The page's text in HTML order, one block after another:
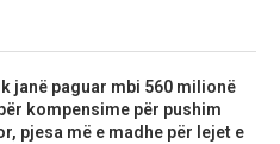
janë paguar mbi 560 milionë
kompensime për pushim
pjesa më e madhe për lejet e